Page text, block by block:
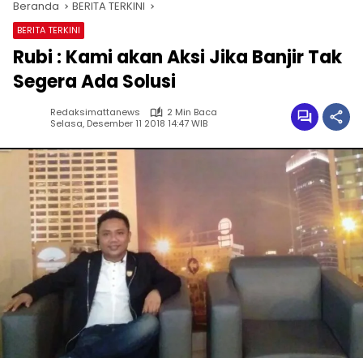
Beranda BERITA TERKINI
BERITA TERKINI
Rubi : Kami akan Aksi Jika Banjir Tak
Segera Ada Solusi
Redaksimattanews
2 Min Baca
Selasa, Desember 11 2018 14:47 WIB